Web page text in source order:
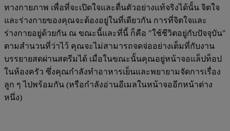
ทางกายภาพ เพื่อที่จะเปิดใจและตื่นตัวอย่างแท้จริงได้นั้น จิตใจ
และร่างกายของคุณจะต้องอยู่ในที่เดียวกัน การที่จิตใจและ
ร่างกายอยู่ด้วยกัน ณ ขณะนี้และที่นี้ ก็คือ "ใช้ชีวิตอยู่กับปัจจุบัน"
ตามสำนวนที่ว่าไว้ คุณจะไม่สามารถจดจ่ออย่างเต็มที่กับงาน
บรรยายสดผ่านสตรีมได้ เมื่อในขณะนั้นคุณอยู่หน้าจอแล็ปท็อป
ในห้องครัว ซึ่งคุณกำลังทำอาหารเย็นและพยายามจัดการเรื่อง
ลูก ๆ ไปพร้อมกัน (หรือกำลังอ่านอีเมลในหน้าจออีกหน้าต่าง
หนึ่ง)